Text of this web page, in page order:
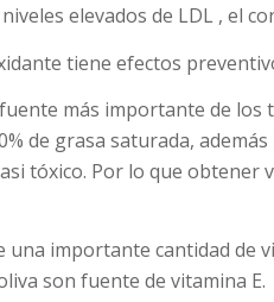
elevados de LDL , el
tiene efectos
más importante de
de grasa saturada,
tóxico. Por lo que obtener
una importante cantidad de
son fuente de vitamina E.